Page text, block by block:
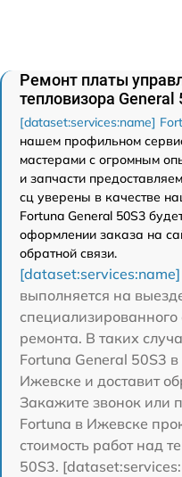
Ремонт платы
тепловизора General
[dataset:services:name]
нашем профильном
мастерами с огромным
и запчасти
сц уверены в качестве
Fortuna General 50S3
оформлении заказа на
обратной связи.
выполняется на
ремонта. В таких
Fortuna General 50S3
Ижевске и доставит
Закажите звонок или
Fortuna в Ижевске
стоимость работ над
50S3.